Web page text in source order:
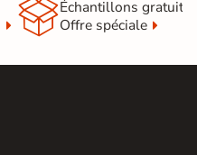
Échantillons gratuit
Offre spéciale